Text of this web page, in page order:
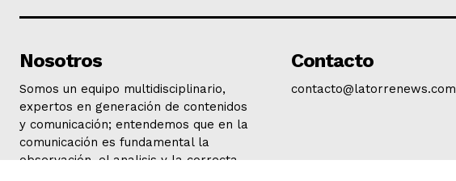
Nosotros
Somos un equipo multidisciplinario,
expertos en generación de contenidos
y comunicación; entendemos que en la
comunicación es fundamental la
observación, el analisis y la correcta
Contacto
contacto@latorrenews.com